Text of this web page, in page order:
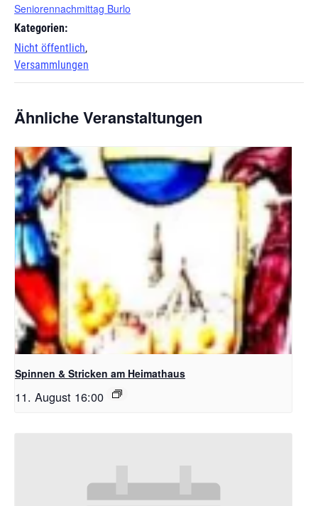
Seniorennachmittag Burlo
Kategorien:
Nicht öffentlich,
Versammlungen
Ähnliche Veranstaltungen
Spinnen & Stricken am Heimathaus
11. August 16:00